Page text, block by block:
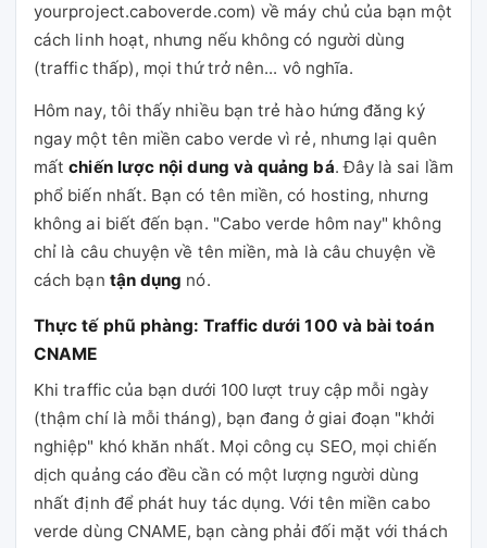
yourproject.caboverde.com) về máy chủ của bạn một
cách linh hoạt, nhưng nếu không có người dùng
(traffic thấp), mọi thứ trở nên... vô nghĩa.
Hôm nay, tôi thấy nhiều bạn trẻ hào hứng đăng ký
ngay một tên miền cabo verde vì rẻ, nhưng lại quên
mấtchiến lược nội dung và quảng bá. Đây là sai lầm
phổ biến nhất. Bạn có tên miền, có hosting, nhưng
không ai biết đến bạn. "Cabo verde hôm nay" không
chỉ là câu chuyện về tên miền, mà là câu chuyện về
cách bạn tận dụng nó.
Thực tế phũ phàng: Traffic dưới 100 và bài toán
CNAME
Khi traffic của bạn dưới 100 lượt truy cập mỗi ngày
(thậm chí là mỗi tháng), bạn đang ở giai đoạn "khởi
nghiệp" khó khăn nhất. Mọi công cụ SEO, mọi chiến
dịch quảng cáo đều cần có một lượng người dùng
nhất định để phát huy tác dụng. Với tên miền cabo
verde dùng CNAME, bạn càng phải đối mặt với thách